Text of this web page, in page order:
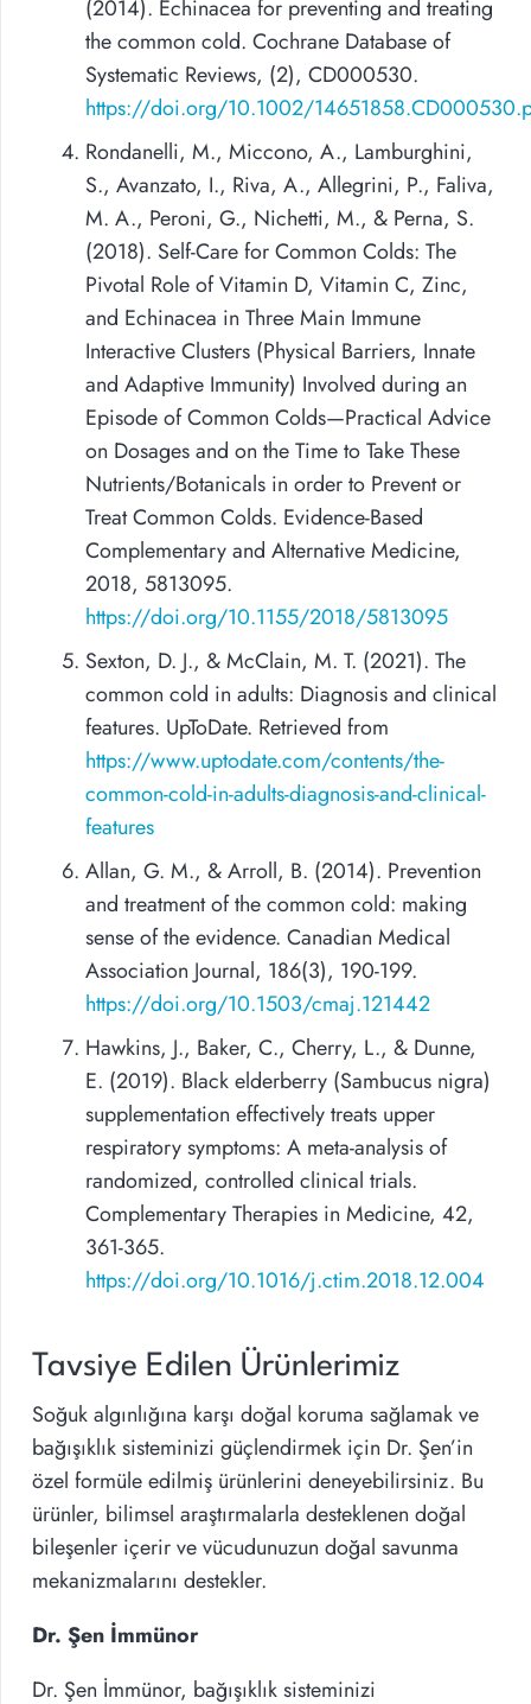
(2014). Echinacea for preventing and treating
the common cold. Cochrane Database of
Systematic Reviews, (2), CD000530.
https://doi.org/10.1002/
Rondanelli, M., Miccono, A., Lamburghini,
S., Avanzato, I., Riva, A., Allegrini, P., Faliva,
M. A., Peroni, G., Nichetti, M., & Perna, S.
(2018). Self-Care for Common Colds: The
Pivotal Role of Vitamin D, Vitamin C, Zinc,
and Echinacea in Three Main Immune
Interactive Clusters (Physical Barriers, Innate
and Adaptive Immunity) Involved during an
Episode of Common Colds—Practical Advice
on Dosages and on the Time to Take These
Nutrients/Botanicals in order to Prevent or
Treat Common Colds. Evidence-Based
Complementary and Alternative Medicine,
2018, 5813095.
https://doi.org/10.1155/2018/5813095
Sexton, D. J., & McClain, M. T. (2021). The
common cold in adults: Diagnosis and clinical
features. UpToDate. Retrieved from
https://www.uptodate.com/contents/the-
common-cold-in-adults-diagnosis-and-clinical-
features
Allan, G. M., & Arroll, B. (2014). Prevention
and treatment of the common cold: making
sense of the evidence. Canadian Medical
Association Journal, 186(3), 190-199.
https://doi.org/10.1503/cmaj.121442
Hawkins, J., Baker, C., Cherry, L., & Dunne,
E. (2019). Black elderberry (Sambucus nigra)
supplementation effectively treats upper
respiratory symptoms: A meta-analysis of
randomized, controlled clinical trials.
Complementary Therapies in Medicine, 42,
361-365.
https://doi.org/10.1016/j.ctim.2018.12.004
Tavsiye Edilen Ürünlerimiz
Soğuk algınlığına karşı doğal koruma sağlamak ve
bağışıklık sisteminizi güçlendirmek için Dr. Şen’in
özel formüle edilmiş ürünlerini deneyebilirsiniz. Bu
ürünler, bilimsel araştırmalarla desteklenen doğal
bileşenler içerir ve vücudunuzun doğal savunma
mekanizmalarını destekler.
Dr. Şen İmmünor
Dr. Şen İmmünor, bağışıklık sisteminizi